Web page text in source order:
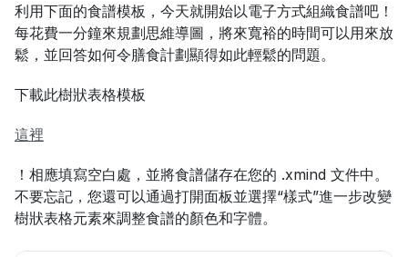
利用下面的食譜模板，今天就開始以電子方式組織食譜吧！
每花費一分鐘來規劃思維導圖，將來寬裕的時間可以用來放
鬆，並回答如何令膳食計劃顯得如此輕鬆的問題。
下載此樹狀表格模板
這裡
！相應填寫空白處，並將食譜儲存在您的 .xmind 文件中。
不要忘記，您還可以通過打開面板並選擇“樣式”進一步改變
樹狀表格元素來調整食譜的顏色和字體。